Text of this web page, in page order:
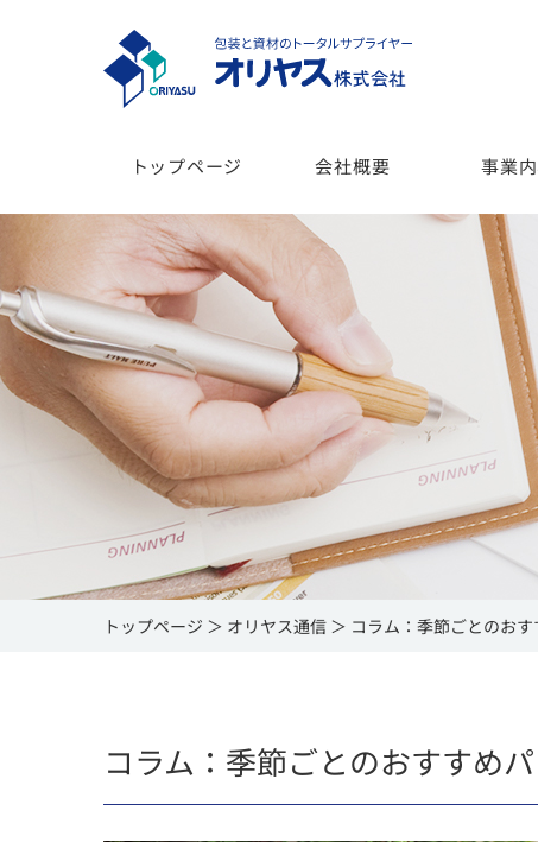
トップページ 会社概要 事業
トップページ オリヤス通信 コラム：季節ごとのお
コラム：季節ごとのおすすめ